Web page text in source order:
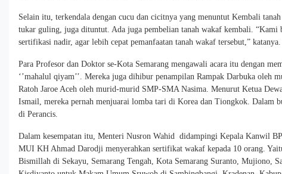
Selain itu, terkendala dengan cucu dan cicitnya yang menuntut Kembali tanah
tukar guling, juga dituntut. Ada juga pembelian tanah wakaf kembali. “Kami
sertifikasi nadir, agar lebih cepat pemanfaatan tanah wakaf tersebut,” katanya.
Para Profesor dan Doktor se-Kota Semarang mengawali acara itu dengan
‘’mahalul qiyam’’. Mereka juga dihibur penampilan Rampak Darbuka oleh
Ratoh Jaroe Aceh oleh murid-murid SMP-SMA Nasima. Menurut Ketua
Ismail, mereka pernah menjuarai lomba tari di Korea dan Tiongkok. Dalam
di Perancis.
Dalam kesempatan itu, Menteri Nusron Wahid didampingi Kepala Kanwil
MUI KH Ahmad Darodji menyerahkan sertifikat wakaf kepada 10 orang.
Bismillah di Sekayu, Semarang Tengah, Kota Semarang Suranto, Mujiono,